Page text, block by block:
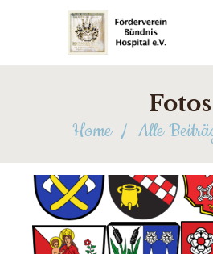
Fotos
Home Alle
ÜBER UNS
NEUIGKEITEN
FOTOS
FÖRDERER